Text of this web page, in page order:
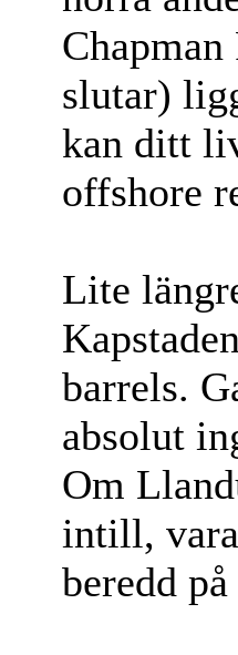
slutar)
kan ditt
offshore
Lite
barrels.
absolut
Om
intill,
beredd